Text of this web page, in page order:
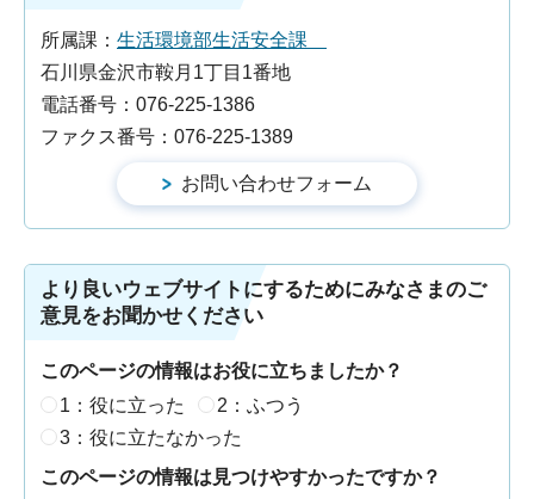
所属課： 生活環境部生活安全課
石川県金沢市鞍月1丁目1番地
電話番号：076-225-1386
ファクス番号：076-225-1389
より良いウェブサイトにするためにみなさまのご
意見をお聞かせください
このページの情報はお役に立ちましたか？
1：役に立った
2：ふつう
3：役に立たなかった
このページの情報は見つけやすかったですか？